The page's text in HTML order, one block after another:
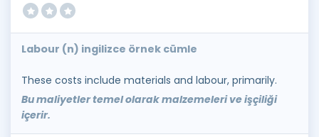
Labour (n) ingilizce örnek cümle
These costs include materials and labour, primarily.
Bu maliyetler temel olarak malzemeleri ve işçiliği
içerir.